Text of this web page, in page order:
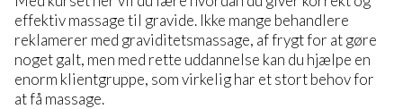
effektiv massage til gravide. Ikke mange behandlere
reklamerer med graviditetsmassage, af frygt for at gøre
noget galt, men med rette uddannelse kan du hjælpe en
enorm klientgruppe, som virkelig har et stort behov for
at få massage.